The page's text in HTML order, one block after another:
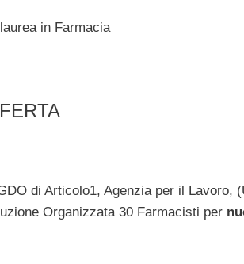
in Farmacia
di Articolo1, Agenzia per il Lavoro,
Organizzata 30 Farmacisti per